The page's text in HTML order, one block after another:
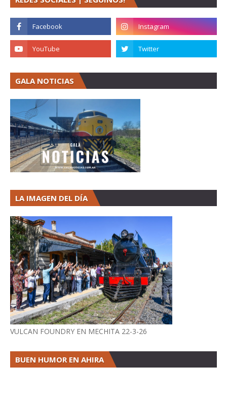
GALA NOTICIAS
LA IMAGEN DEL DÍA
VULCAN FOUNDRY EN MECHITA 22-3-26
BUEN HUMOR EN AHIRA